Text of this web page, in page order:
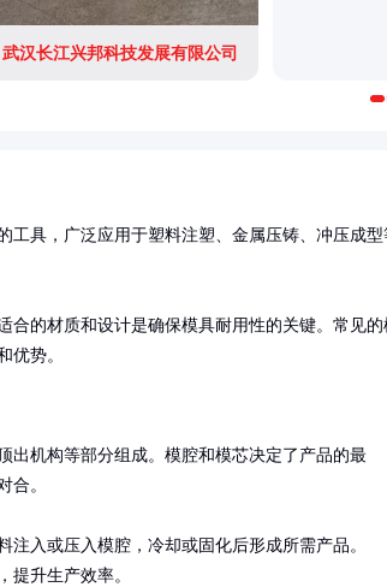
武汉长江兴邦科技发展有限公司
工具，广泛应用于塑料注塑、金属压铸、冲压成
合的材质和设计是确保模具耐用性的关键。常见
优势。
出机构等部分组成。模腔和模芯决定了产品的最
合。
入或压入模腔，冷却或固化后形成所需产品。
提升生产效率。